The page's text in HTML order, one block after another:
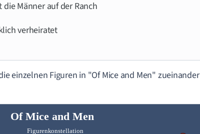
die Männer auf der Ranch
verheiratet
einzelnen Figuren in "Of Mice and Men" zueinander